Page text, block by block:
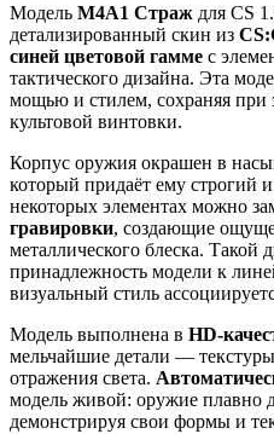
Модель M4A1 Страж для CS
детализированный скин из
синей цветовой гамме с
тактического дизайна. Эта
мощью и стилем, сохраняя при
культовой винтовки.
Корпус оружия окрашен в
который придаёт ему строгий
некоторых элементах можно
гравировки, создающие
металлического блеска. Такой
принадлежность модели к
визуальный стиль
Модель выполнена в HD-
мельчайшие детали —
отражения света.
модель живой: оружие плавно
демонстрируя свои формы и